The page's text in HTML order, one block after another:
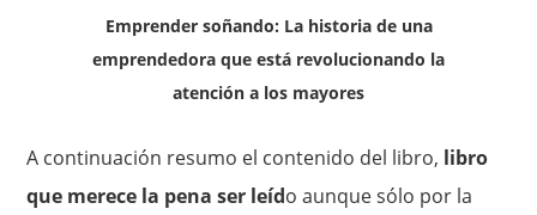
Emprender soñando: La historia de una
emprendedora que está revolucionando la
atención a los mayores
A continuación resumo el contenido del libro, libro
que merece la pena ser leído aunque sólo por la